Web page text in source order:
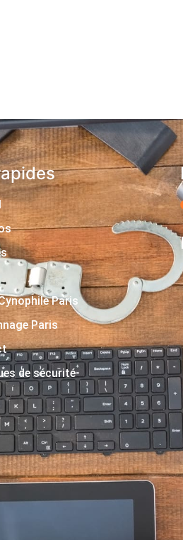
Paris
Paris
de sécurité